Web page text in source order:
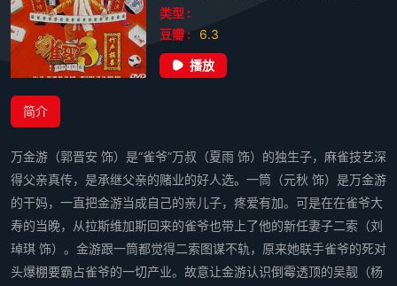
类型 :
豆瓣 :
6.3
播放
简介
万金游（郭晋安 饰）是“雀爷”万叔（夏雨 饰）的独生子，麻雀技艺深
得父亲真传，是承继父亲的赌业的好人选。一筒（元秋 饰）是万金游
的干妈，一直把金游当成自己的亲儿子，疼爱有加。可是在在雀爷大
寿的当晚，从拉斯维加斯回来的雀爷也带上了他的新任妻子二索（刘
琸琪 饰）。金游跟一筒都觉得二索图谋不轨，原来她联手雀爷的死对
头爆棚要霸占雀爷的一切产业。故意让金游认识倒霉透顶的吴靓（杨